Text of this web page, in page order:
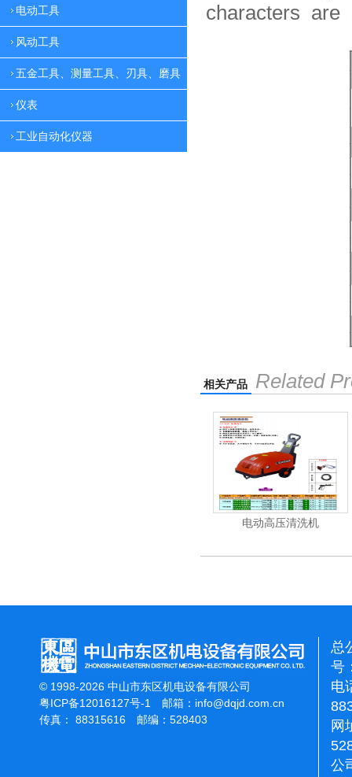
电动工具
风动工具
五金工具、测量工具、刃具、磨具
仪表
工业自动化仪器
characters
相关产品 Related
电动高压清洗机
© 1998-2026 中山市东区机电设备有限公司
粤ICP备12016127号-1
邮箱： info@dqjd.com.cn
传真： 88315616 邮编：528403
总
号
电
网
公